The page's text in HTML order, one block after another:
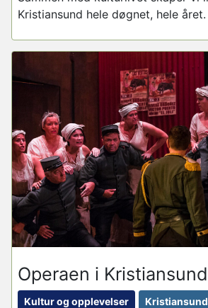
Kristiansund hele døgnet, hele året.
Operaen i Kristiansund
Kultur og opplevelser Kristiansund